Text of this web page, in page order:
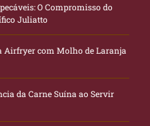
O Compromisso do
Juliatto
Airfryer com Molho de Laranja
da Carne Suína ao Servir